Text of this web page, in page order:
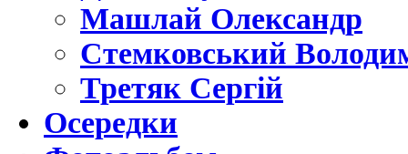
Машлай Олександр
Стемковський
Третяк Сергій
Осередки